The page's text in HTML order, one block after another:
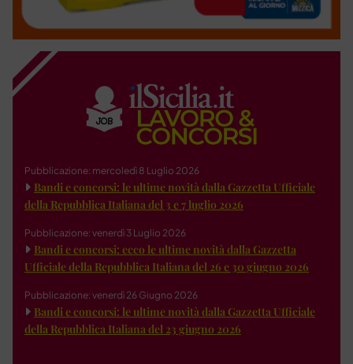
Pubblicazione: mercoledì 8 Luglio 2026
Bandi e concorsi: le ultime novità dalla Gazzetta Ufficiale
della Repubblica Italiana del 3 e 7 luglio 2026
Pubblicazione: venerdì 3 Luglio 2026
Bandi e concorsi: ecco le ultime novità dalla Gazzetta
Ufficiale della Repubblica Italiana del 26 e 30 giugno 2026
Pubblicazione: venerdì 26 Giugno 2026
Bandi e concorsi: le ultime novità dalla Gazzetta Ufficiale
della Repubblica Italiana del 23 giugno 2026